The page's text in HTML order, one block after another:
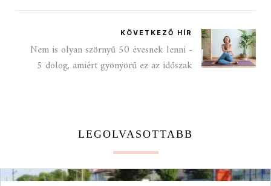
KÖVETKEZŐ HÍR
Nem is olyan szörnyű 50 évesnek lenni -
5 dolog, amiért gyönyörű ez az időszak
LEGOLVASOTTABB